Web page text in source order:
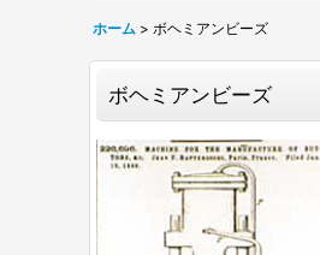
ホーム > ボヘミアンビーズ
ボヘミアンビーズ